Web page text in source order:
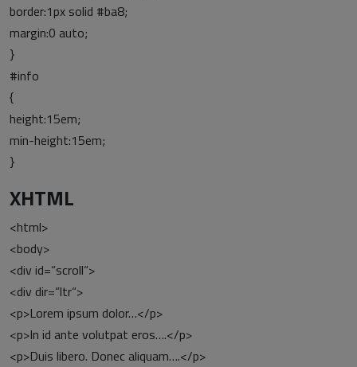
border:1px solid #ba8;
margin:0 auto;
}
#info
{
height:15em;
min-height:15em;
}
XHTML
<html>
<body>
<div id=“scroll“>
<div dir=“ltr“>
<p>Lorem ipsum dolor…</p>
<p>In id ante volutpat eros….</p>
<p>Duis libero. Donec aliquam….</p>